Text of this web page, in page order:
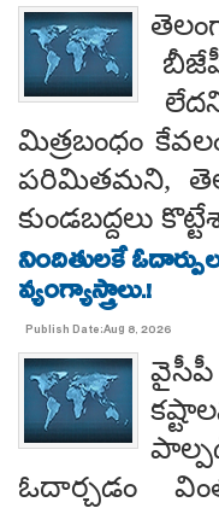
మిత్రబంధం
పరిమితమని,
కుండబద్దలు
నిందితులకే
వ్యంగ్యాస్త్రాలు.!
Publish Date:Aug 8, 2026
ఓదార్చడం